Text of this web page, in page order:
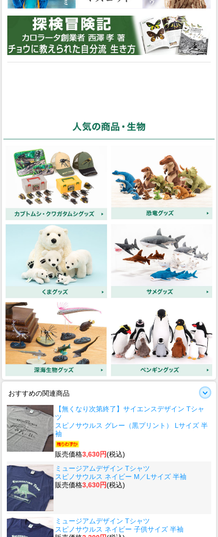
おすすめの関連商品
【無くなり次第終了】サイエンスデザイン Tシャ
ツ
スピノサウルス グレー（黒プリント） Lサイズ 半
袖
販売価格3,630円(税込)
ミュージアムデザイン Tシャツ
スピノサウルス ネイビー M／Lサイズ 半袖
販売価格3,630円(税込)
ミュージアムデザイン Tシャツ
スピノサウルス ネイビー 子供サイズ 半袖